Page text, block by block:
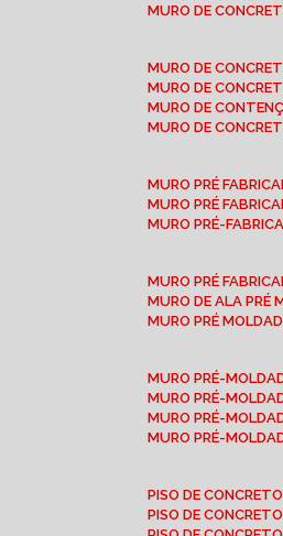
MURO DE
MURO DE
MURO DE
MURO DE
MURO DE
MURO PRÉ
MURO PRÉ
MURO PRÉ-
MURO PRÉ
MURO DE ALA PRÉ
MURO PRÉ
MURO PRÉ-
MURO PRÉ-
MURO PRÉ-
MURO PRÉ-
PISO DE
PISO DE